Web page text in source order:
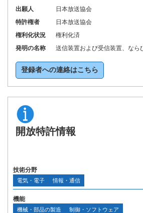
出願人
日本放送協会
特許権者
日本放送協会
権利化状況
権利化済
発明の名称
送信装置および受信装置、なら
登録者への連絡はこちら
開放特許情報
技術分野
電気・電子 情報・通信
機能
機械・部品の製造 制御・ソフトウェア